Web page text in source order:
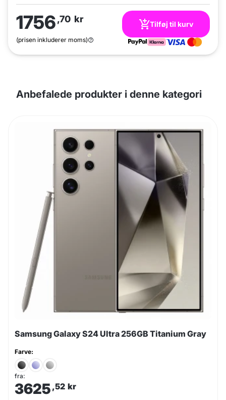
1756,70 kr
(prisen inkluderer moms)
Tilføj til kurv
Anbefalede produkter i denne kategori
Samsung Galaxy S24 Ultra 256GB Titanium Gray
Farve:
fra:
3625 ,52 kr